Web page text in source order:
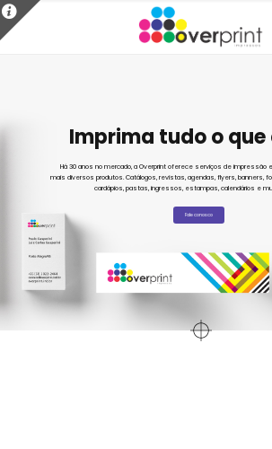
Imprima tudo o que
Há 30 anos no mercado, a Overprint oferece serviços de impressão
mais diversos produtos. Catálogos, revistas, agendas, flyers, banners,
cardápios, pastas, ingressos, estampas, calendários e
Fale conosco